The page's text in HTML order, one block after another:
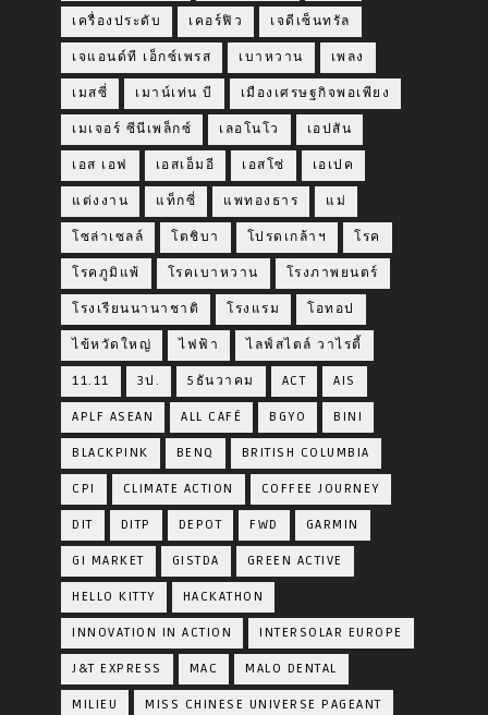
เครื่องประดับ เคอร์ฟิว เจดีเซ็นทรัล
เจแอนด์ที เอ็กซ์เพรส เบาหวาน เพลง
เมสซี่ เมาน์เท่น บี เมืองเศรษฐกิจพอเพียง
เมเจอร์ ซีนีเพล็กซ์ เลอโนโว เอปสัน
เอส เอฟ เอสเอ็มอี เอสโซ่ เอเปค
แต่งงาน แท็กซี่ แพทองธาร แม่
โซล่าเซลล์ โตชิบา โปรดเกล้าฯ โรค
โรคภูมิแพ้ โรคเบาหวาน โรงภาพยนตร์
โรงเรียนนานาชาติ โรงแรม โอทอป
ไข้หวัดใหญ่ ไฟฟ้า ไลฟ์สไตล์ วาไรตี้
11.11 3ป. 5ธันวาคม ACT AIS
APLF ASEAN ALL CAFÉ BGYO BINI
BLACKPINK BENQ BRITISH COLUMBIA
CPI CLIMATE ACTION COFFEE JOURNEY
DIT DITP DEPOT FWD GARMIN
GI MARKET GISTDA GREEN ACTIVE
HELLO KITTY HACKATHON
INNOVATION IN ACTION INTERSOLAR EUROPE
J&T EXPRESS MAC MALO DENTAL
MILIEU MISS CHINESE UNIVERSE PAGEANT